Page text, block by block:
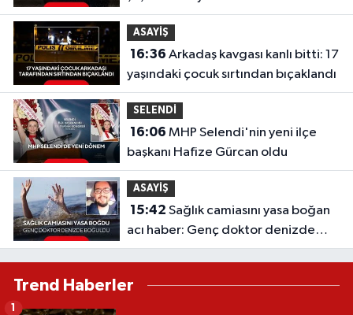
dev yayın balığı
ASAYİŞ
16:36
yaşındaki çocuk sırtından bıçaklandı
SELENDİ
16:06
başkanı Hafize Gürcan oldu
ASAYİŞ
15:42
acı haber: Genç doktor denizde
boğuldu
Trend Haberler
1